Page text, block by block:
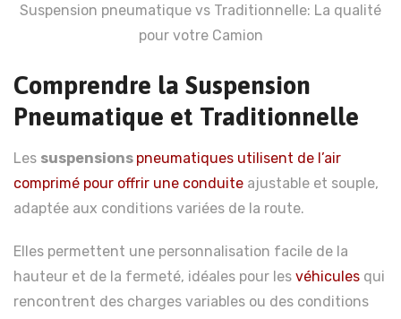
Suspension pneumatique vs Traditionnelle: La qualité
pour votre Camion
Comprendre la Suspension
Pneumatique et Traditionnelle
Les suspensions pneumatiques utilisent de l’air
comprimé pour offrir une conduite ajustable et souple,
adaptée aux conditions variées de la route.
Elles permettent une personnalisation facile de la
hauteur et de la fermeté, idéales pour les véhicules qui
rencontrent des charges variables ou des conditions